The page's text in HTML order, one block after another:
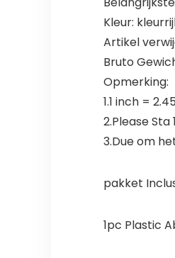
Kleur:
Artikel
Bruto
Opmerking:
1.1 inch =
2.Please
3.Due om
pakket
1pc Plastic